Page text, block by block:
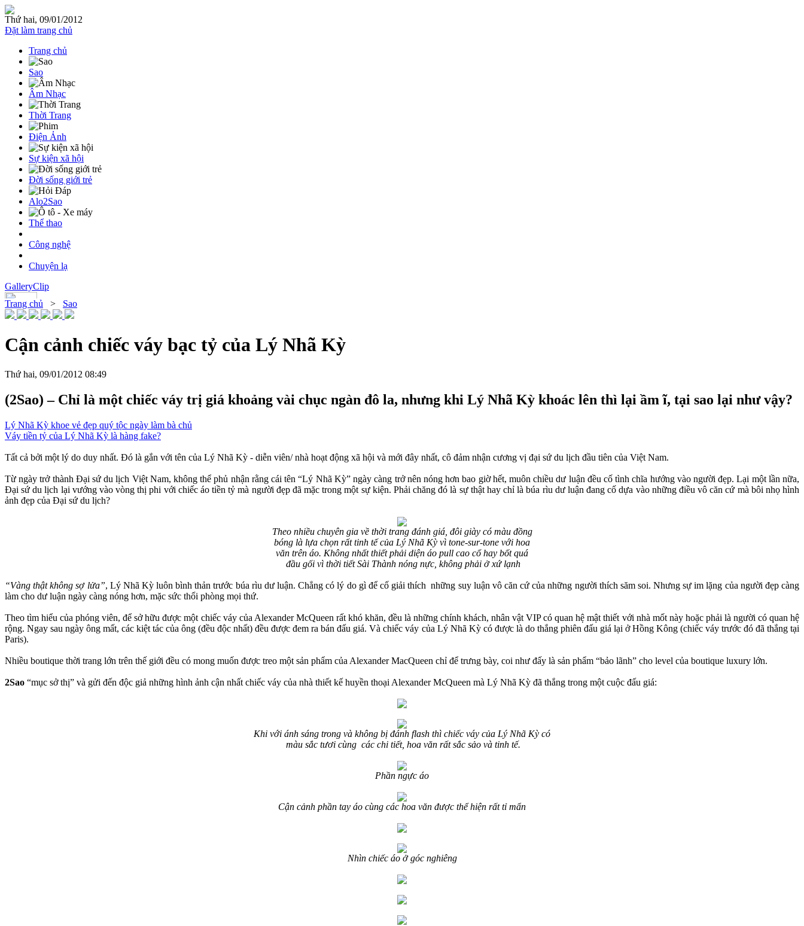
Thứ hai, 09/01/2012
Đặt làm trang chủ
Trang chủ
Sao
Âm Nhạc
Thời Trang
Điện Ảnh
Sự kiện xã hội
Đời sống giới trẻ
Alo2Sao
Thể thao
Công nghệ
Chuyện lạ
GalleryClip
Trang chủ > Sao
Cận cảnh chiếc váy bạc tỷ của Lý Nhã Kỳ
Thứ hai, 09/01/2012 08:49
(2Sao) – Chỉ là một chiếc váy trị giá khoảng vài chục ngàn đô la, nhưng khi Lý Nhã Kỳ khoác lên thì lại ầm ĩ, tại sao lại như vậy?
Lý Nhã Kỳ khoe vẻ đẹp quý tộc ngày làm bà chủ
Váy tiền tỷ của Lý Nhã Kỳ là hàng fake?
Tất cả bởi một lý do duy nhất. Đó là gắn với tên của Lý Nhã Kỳ - diễn viên/ nhà hoạt động xã hội và mới đây nhất, cô đảm nhận cương vị đại sứ du lịch đầu tiên của Việt Nam.
Từ ngày trở thành Đại sứ du lịch Việt Nam, không thể phủ nhận rằng cái tên “Lý Nhã Kỳ” ngày càng trở nên nóng hơn bao giờ hết, muôn chiều dư luận đều cố tình chĩa hướng vào người đẹp. Lại một lần nữa,
Đại sứ du lịch lại vướng vào vòng thị phi với chiếc áo tiền tỷ mà người đẹp đã mặc trong một sự kiện. Phải chăng đó là sự thật hay chỉ là búa rìu dư luận đang cố dựa vào những điều vô căn cứ mà bôi nhọ hình
ảnh đẹp của Đại sứ du lịch?
Theo nhiều chuyên gia về thời trang đánh giá, đôi giày có màu đồng
bóng là lựa chọn rất tinh tế của Lý Nhã Kỳ vì tone-sur-tone với hoa
văn trên áo. Không nhất thiết phải diện áo pull cao cổ hay bốt quá
đầu gối vì thời tiết Sài Thành nóng nực, không phải ở xứ lạnh
“Vàng thật không sợ lửa”, Lý Nhã Kỳ luôn bình thản trước búa rìu dư luận. Chẳng có lý do gì để cố giải thích những suy luận vô căn cứ của những người thích săm soi. Nhưng sự im lặng của người đẹp càng
làm cho dư luận ngày càng nóng hơn, mặc sức thổi phòng mọi thứ.
Theo tìm hiểu của phóng viên, để sở hữu được một chiếc váy của Alexander McQueen rất khó khăn, đều là những chính khách, nhân vật VIP có quan hệ mật thiết với nhà mốt này hoặc phải là người có quan hệ
rộng. Ngay sau ngày ông mất, các kiệt tác của ông (đều độc nhất) đều được đem ra bán đấu giá. Và chiếc váy của Lý Nhã Kỳ có được là do thắng phiên đấu giá lại ở Hồng Kông (chiếc váy trước đó đã thắng tại
Paris).
Nhiều boutique thời trang lớn trên thế giới đều có mong muốn được treo một sản phẩm của Alexander MacQueen chỉ để trưng bày, coi như đấy là sản phẩm “bảo lãnh” cho level của boutique luxury lớn.
2Sao “mục sở thị” và gửi đến độc giả những hình ảnh cận nhất chiếc váy của nhà thiết kế huyền thoại Alexander McQueen mà Lý Nhã Kỳ đã thắng trong một cuộc đấu giá:
Khi với ánh sáng trong và không bị đánh flash thì chiếc váy của Lý Nhã Kỳ có
màu sắc tươi cùng các chi tiết, hoa văn rất sắc sảo và tinh tế.
Phần ngực áo
Cận cảnh phần tay áo cùng các hoa văn được thể hiện rất tỉ mẩn
Nhìn chiếc áo ở góc nghiêng